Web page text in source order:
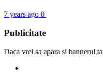
7 years ago 0
Publicitate
Daca vrei sa apara si bannerul